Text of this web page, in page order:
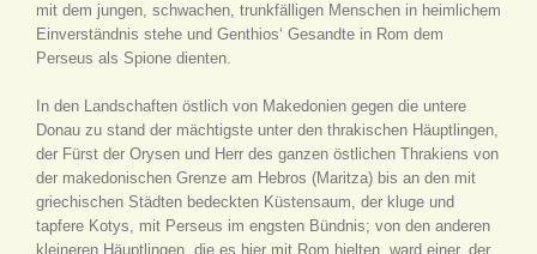
mit dem jungen, schwachen, trunkfälligen Menschen in heimlichem
Einverständnis stehe und Genthios‘ Gesandte in Rom dem
Perseus als Spione dienten.
In den Landschaften östlich von Makedonien gegen die untere
Donau zu stand der mächtigste unter den thrakischen Häuptlingen,
der Fürst der Orysen und Herr des ganzen östlichen Thrakiens von
der makedonischen Grenze am Hebros (Maritza) bis an den mit
griechischen Städten bedeckten Küstensaum, der kluge und
tapfere Kotys, mit Perseus im engsten Bündnis; von den anderen
kleineren Häuptlingen, die es hier mit Rom hielten, ward einer, der